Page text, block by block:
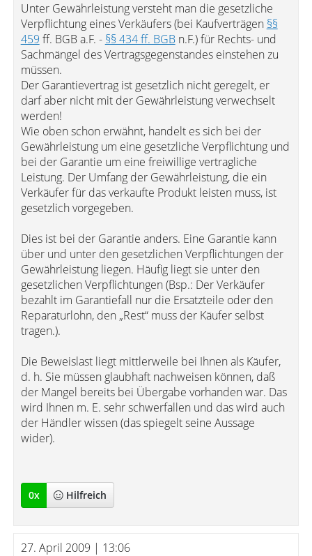
Unter Gewährleistung versteht man die gesetzliche
Verpflichtung eines Verkäufers (bei Kaufverträgen §§
459 ff. BGB a.F. - §§ 434 ff. BGBn.F.) für Rechts- und
Sachmängel des Vertragsgegenstandes einstehen zu
müssen.
Der Garantievertrag ist gesetzlich nicht geregelt, er
darf aber nicht mit der Gewährleistung verwechselt
werden!
Wie oben schon erwähnt, handelt es sich bei der
Gewährleistung um eine gesetzliche Verpflichtung und
bei der Garantie um eine freiwillige vertragliche
Leistung. Der Umfang der Gewährleistung, die ein
Verkäufer für das verkaufte Produkt leisten muss, ist
gesetzlich vorgegeben.
Dies ist bei der Garantie anders. Eine Garantie kann
über und unter den gesetzlichen Verpflichtungen der
Gewährleistung liegen. Häufig liegt sie unter den
gesetzlichen Verpflichtungen (Bsp.: Der Verkäufer
bezahlt im Garantiefall nur die Ersatzteile oder den
Reparaturlohn, den „Rest“ muss der Käufer selbst
tragen.).
Die Beweislast liegt mittlerweile bei Ihnen als Käufer,
d. h. Sie müssen glaubhaft nachweisen können, daß
der Mangel bereits bei Übergabe vorhanden war. Das
wird Ihnen m. E. sehr schwerfallen und das wird auch
der Händler wissen (das spiegelt seine Aussage
wider).
0x Hilfreich
27. April 2009 | 13:06